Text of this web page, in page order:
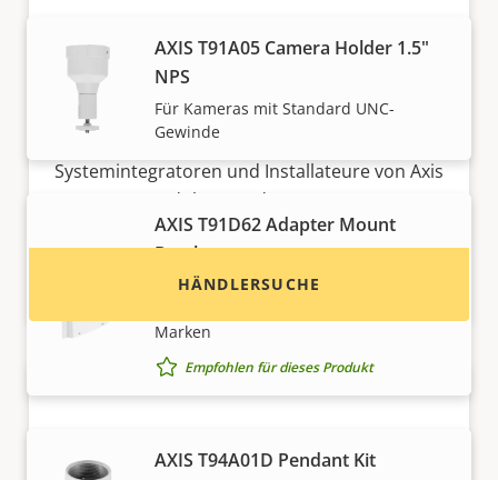
AXIS T91A05 Camera Holder 1.5"
NPS
Für Kameras mit Standard UNC-
Gewinde
AXIS T91D62 Adapter Mount
Bracket
Zum Nachrüsten von
Marken
Empfohlen für dieses Produkt
AXIS T94A01D Pendant Kit
Möchten Sie Axis Produkte kaufen?
Finden Sie Wiederverkäufer,
Systemintegratoren und Installateure von Axis
Produkten und Systemen.
HÄNDLERSUCHE